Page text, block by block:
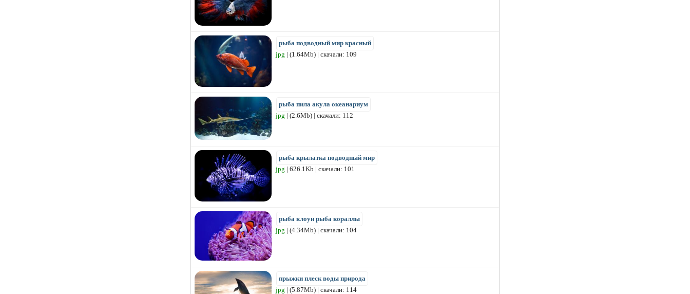
рыба подводный мир красный
jpg | (1.64Mb) | скачали: 109
рыба пила акула океанариум
jpg | (2.6Mb) | скачали: 112
рыба крылатка подводный мир
jpg | 626.1Kb | скачали: 101
рыба клоун рыба кораллы
jpg | (4.34Mb) | скачали: 104
прыжки плеск воды природа
jpg | (5.87Mb) | скачали: 114